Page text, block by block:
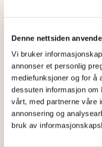
Denne nettsiden
Vi bruker
annonser et personlig
mediefunksjoner og for å
dessuten informasjon om
vårt, med partnerne våre
annonsering og
bruk av
årsmøtene i Normisjon».
Vedlegg 1:Grunnregler
Vedlegg 2:Vedtekter for
Vedlegg 3:Vedtekter for
Normisjon